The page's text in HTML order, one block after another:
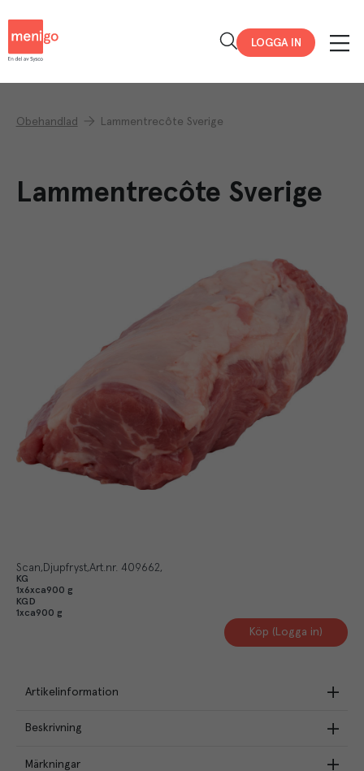
LOGGA IN
Obehandlad Lammentrecôte Sverige
Lammentrecôte Sverige
Scan Djupfryst Art.nr. 409662
KG
1x6xca900 g
KGD
1xca900 g
Köp (Logga in)
Artikelinformation
Beskrivning
Märkningar